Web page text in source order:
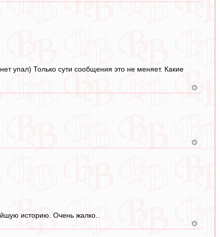
упал) Только сути сообщения это не меняет. Какие
историю. Очень жалко..